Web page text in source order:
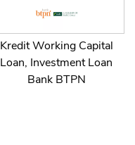
Kredit Working Capital
Loan, Investment Loan
Bank BTPN